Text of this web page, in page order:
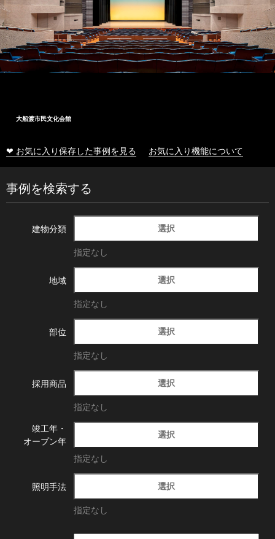
大船渡市民文化会館
❤ お気に入り保存した事例を見る お気に入り機能について
事例を検索する
建物分類 選択
指定なし
地域 選択
指定なし
部位 選択
指定なし
採用商品 選択
指定なし
竣工年・
オープン年
選択
指定なし
照明手法 選択
指定なし